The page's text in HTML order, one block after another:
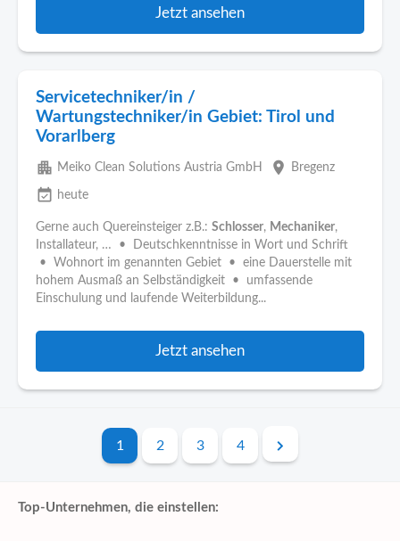
Jetzt ansehen
Servicetechniker/in /
Wartungstechniker/in Gebiet: Tirol und
Vorarlberg
apartment Meiko Clean Solutions Austria GmbH place Bregenz
event_available heute
Gerne auch Quereinsteiger z.B.: Schlosser, Mechaniker,
Installateur, … • Deutschkenntnisse in Wort und Schrift
• Wohnort im genannten Gebiet • eine Dauerstelle mit
hohem Ausmaß an Selbständigkeit • umfassende
Einschulung und laufende Weiterbildung...
Jetzt ansehen
1 2 3 4
Top-Unternehmen, die einstellen: